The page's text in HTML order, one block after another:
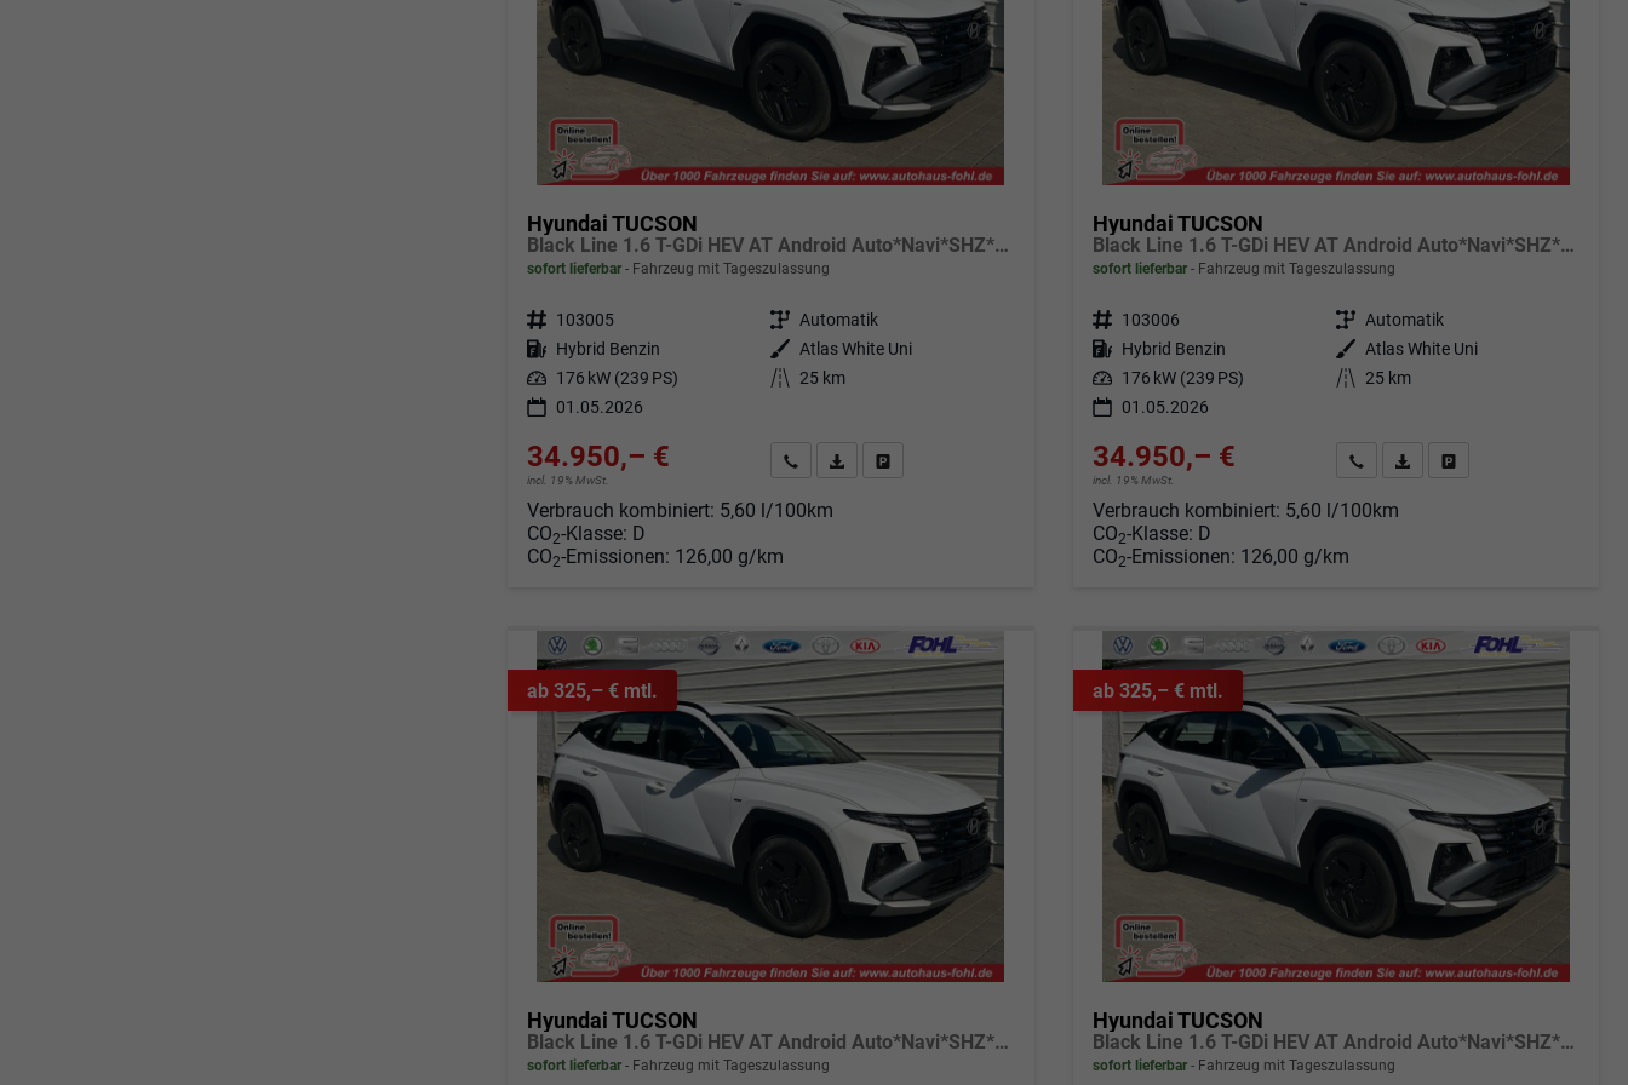
Hyundai TUCSON
Black Line 1.6 T-GDi HEV AT Android Auto*Navi*SHZ*Kamera*2Z Klimaauto*
sofort lieferbar Fahrzeug mit Tageszulassung
Fahrzeugnr. 103005 Getriebe Automatik
Kraftstoff Hybrid Benzin Außenfarbe Atlas White Uni
Leistung 176 kW (239 PS) Kilometerstand 25 km
01.05.2026
34.950,– €
incl. 19% MwSt.
Angebot anfordern
Fahrzeugexpose (PDF)
Verbrauch kombiniert: 5,60 l/100km
CO2-Klasse: D
CO2-Emissionen: 126,00 g/km
Hyundai TUCSON
Black Line 1.6 T-GDi HEV AT Android Auto*Navi*SHZ*Kamera*2Z Klimaauto*
sofort lieferbar Fahrzeug mit Tageszulassung
Fahrzeugnr. 103006 Getriebe Automatik
Kraftstoff Hybrid Benzin Außenfarbe Atlas White Uni
Leistung 176 kW (239 PS) Kilometerstand 25 km
01.05.2026
34.950,– €
incl. 19% MwSt.
Angebot anfordern
Fahrzeugexpose (PDF)
Fahrzeug parken
Verbrauch kombiniert: 5,60 l/100km
CO2-Klasse: D
CO2-Emissionen: 126,00 g/km
ab 325,– € mtl.
Hyundai TUCSON
Black Line 1.6 T-GDi HEV AT Android Auto*Navi*SHZ*Kamera*2Z Klimaauto*
sofort lieferbar Fahrzeug mit Tageszulassung
ab 325,– € mtl.
Hyundai TUCSON
Black Line 1.6 T-GDi HEV AT Android Auto*Navi*SHZ*Kamera*2Z Klimaauto*
sofort lieferbar Fahrzeug mit Tageszulassung